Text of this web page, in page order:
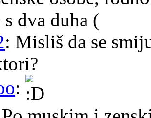
s dva duha (
: Misliš da se
: